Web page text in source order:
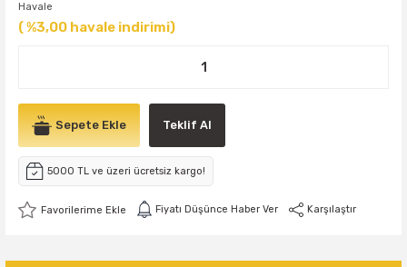
Havale
( %3,00 havale indirimi)
Sepete Ekle Teklif Al
5000 TL ve üzeri ücretsiz kargo!
Fiyatı Düşünce Haber Ver Karşılaştır